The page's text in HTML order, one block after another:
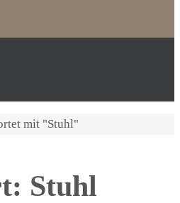
mit "Stuhl"
Stuhl